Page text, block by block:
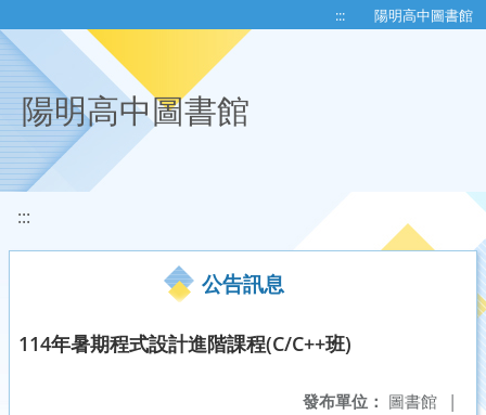
::: 陽明高中圖書館
陽明高中圖書館
:::
公告訊息
114年暑期程式設計進階課程(C/C++班)
發布單位： 圖書館 |